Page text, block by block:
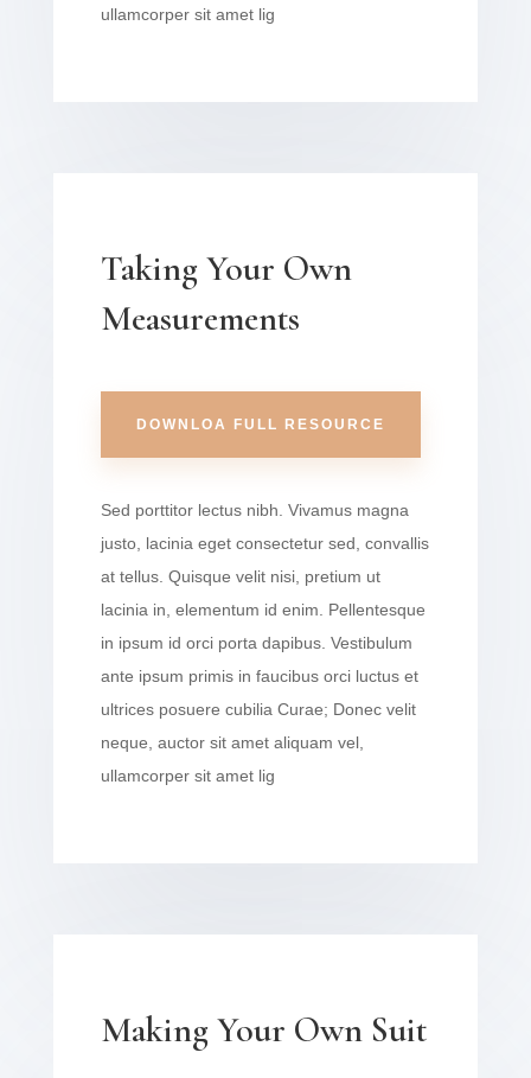
ullamcorper sit amet lig
Taking Your Own
Measurements
DOWNLOA FULL RESOURCE
Sed porttitor lectus nibh. Vivamus magna
justo, lacinia eget consectetur sed, convallis
at tellus. Quisque velit nisi, pretium ut
lacinia in, elementum id enim. Pellentesque
in ipsum id orci porta dapibus. Vestibulum
ante ipsum primis in faucibus orci luctus et
ultrices posuere cubilia Curae; Donec velit
neque, auctor sit amet aliquam vel,
ullamcorper sit amet lig
Making Your Own Suit